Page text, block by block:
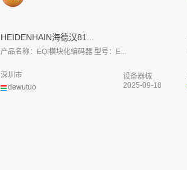
HEIDENHAIN海德汉81...
产品名称：EQI模块化编码器 型号：E...
dewutuo
深圳市
设备器械
2025-09-18